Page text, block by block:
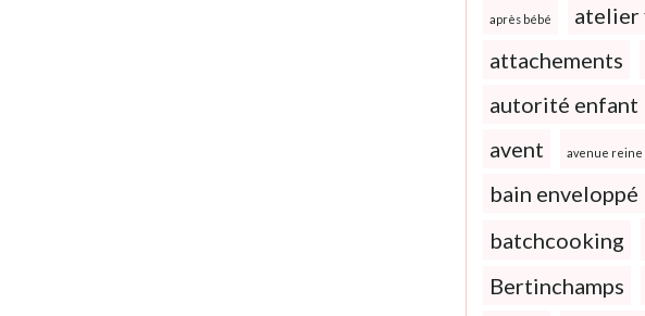
après bébé
attachements
autorité enfant
avent avenue reine
bain enveloppé
batchcooking
Bertinchamps